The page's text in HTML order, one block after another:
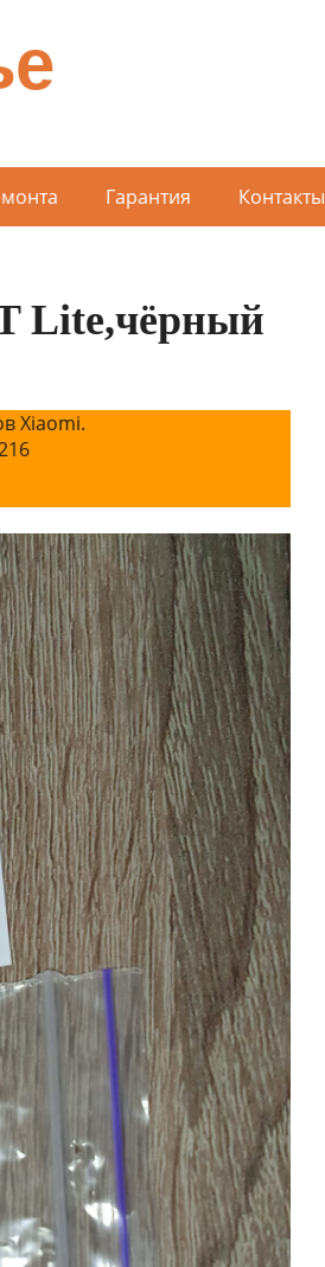
Гарантия Контакты
Lite,чёрный
Xiaomi.